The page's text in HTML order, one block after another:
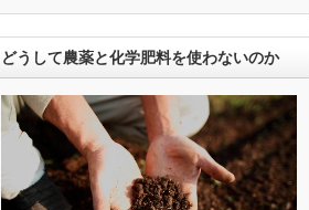
どうして農薬と化学肥料を使わないのか